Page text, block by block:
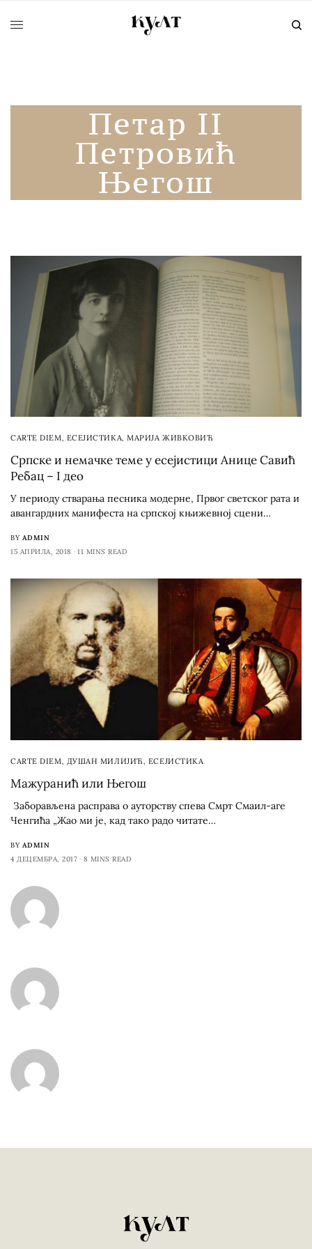
Петар II
Петровић
Његош
CARTE DIEM, ЕСЕЈИСТИКА,МАРИЈА ЖИВКОВИЋ
Српске и немачке теме у есејистици Анице Савић
Ребац – I део
У периоду стварања песника модерне, Првог светског рата и
авангардних манифеста на српској књижевној сцени…
BY ADMIN
15 АПРИЛА, 2018
11 MINS READ
CARTE DIEM ДУШАН МИЛИЈИЋ ЕСЕЈИСТИКА
Мажуранић или Његош
Заборављена расправа о ауторству спева Смрт Смаил-аге
Ченгића „Жао ми је, кад тако радо читате…
BY ADMIN
4 ДЕЦЕМБРА, 2017
8 MINS READ